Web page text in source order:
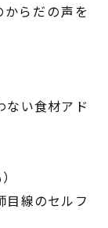
らだの声を
い食材アド
線のセルフ